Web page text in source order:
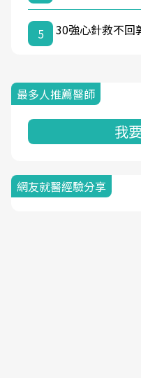
5 30強心針救不回
最多人推薦醫師
我
網友就醫經驗分享